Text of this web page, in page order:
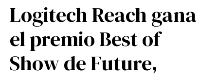
Logitech Reach gana
el premio Best of
Show de Future,